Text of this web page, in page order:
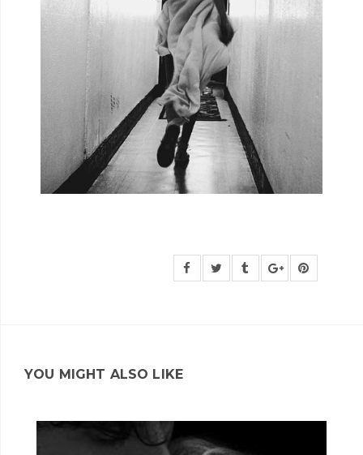
YOU MIGHT ALSO LIKE